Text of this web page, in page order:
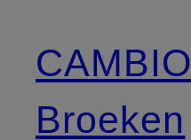
CAMBIO
Broeken